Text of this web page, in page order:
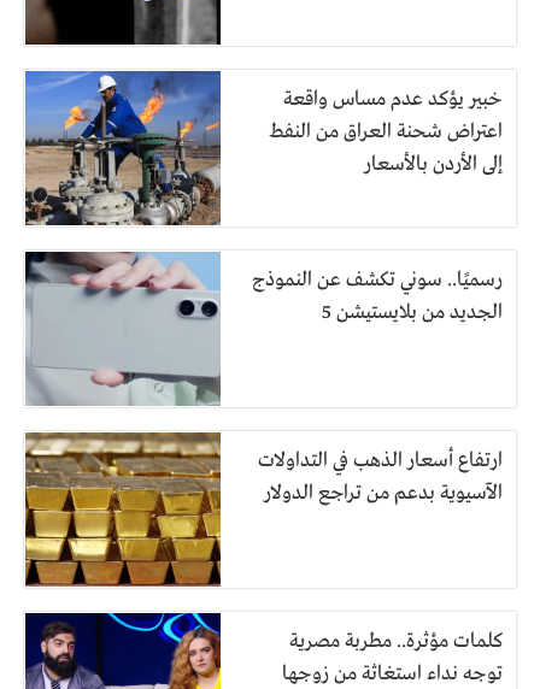
خبير يؤكد عدم مساس واقعة
اعتراض شحنة العراق من النفط
إلى الأردن بالأسعار
رسميًا.. سوني تكشف عن النموذج
الجديد من بلايستيشن 5
ارتفاع أسعار الذهب في التداولات
الآسيوية بدعم من تراجع الدولار
كلمات مؤثرة.. مطربة مصرية
توجه نداء استغاثة من زوجها